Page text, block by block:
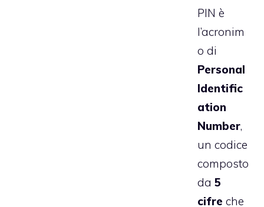
PIN è
l’acronim
o di
Personal
Identific
ation
Number,
un codice
composto
da 5
cifre che